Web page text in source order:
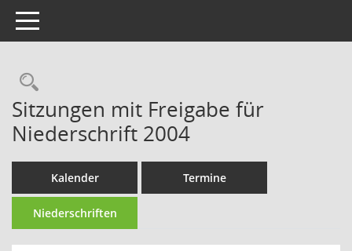
Toggle navigation
Rechercheauswahl
Sitzungen mit Freigabe für
Niederschrift 2004
Kalender Termine
Niederschriften